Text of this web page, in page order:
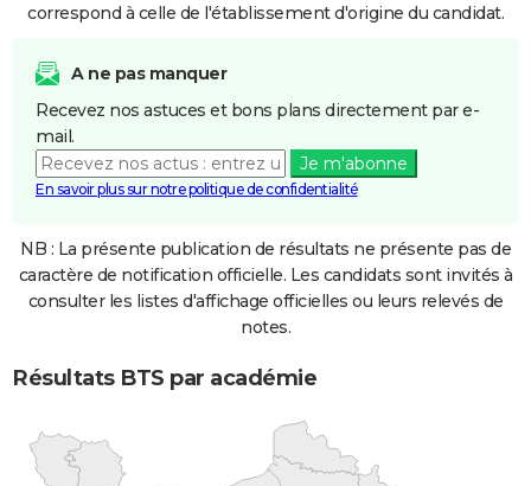
correspond à celle de l'établissement d'origine du candidat.
A ne pas manquer
Recevez nos astuces et bons plans directement par e-
mail.
Je m'abonne
En savoir plus sur notre politique de confidentialité
NB : La présente publication de résultats ne présente pas de
caractère de notification officielle. Les candidats sont invités à
consulter les listes d'affichage officielles ou leurs relevés de
notes.
Résultats BTS par académie